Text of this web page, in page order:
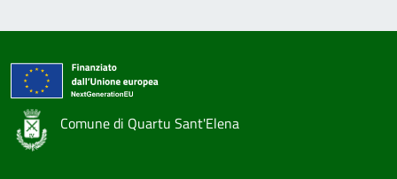
Comune di Quartu Sant'Elena